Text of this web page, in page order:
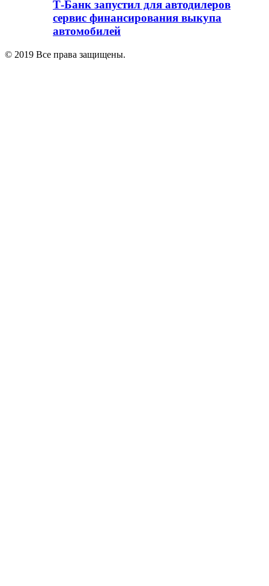
Т-Банк запустил для автодилеров
сервис финансирования выкупа
автомобилей
© 2019 Все права защищены.